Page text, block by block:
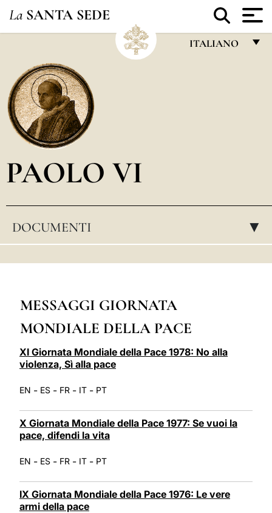
La SANTA SEDE
ITALIANO
POLSKI
PAOLO VI
DOCUMENTI ▸
MESSAGGI GIORNATA
MONDIALE DELLA PACE
XI Giornata Mondiale della Pace 1978: No alla
violenza, Sì alla pace
EN - ES - FR - IT - PT
X Giornata Mondiale della Pace 1977: Se vuoi la
pace, difendi la vita
EN - ES - FR - IT - PT
IX Giornata Mondiale della Pace 1976: Le vere
armi della pace